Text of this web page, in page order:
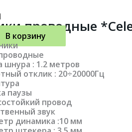
проводные
В корзину
шнура : 1.2 метров
отклик : 20÷20000Гц
паузы
провод
звук
динамика :10 мм